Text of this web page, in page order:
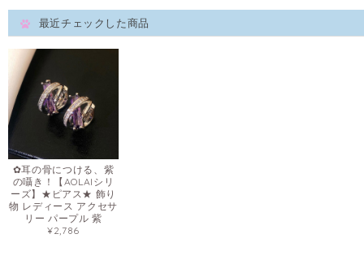
最近チェックした商品
✿耳の骨につける、紫
の囁き！【AOLAIシリ
ーズ】★ピアス★ 飾り
物 レディース アクセサ
リー パープル 紫
¥2,786